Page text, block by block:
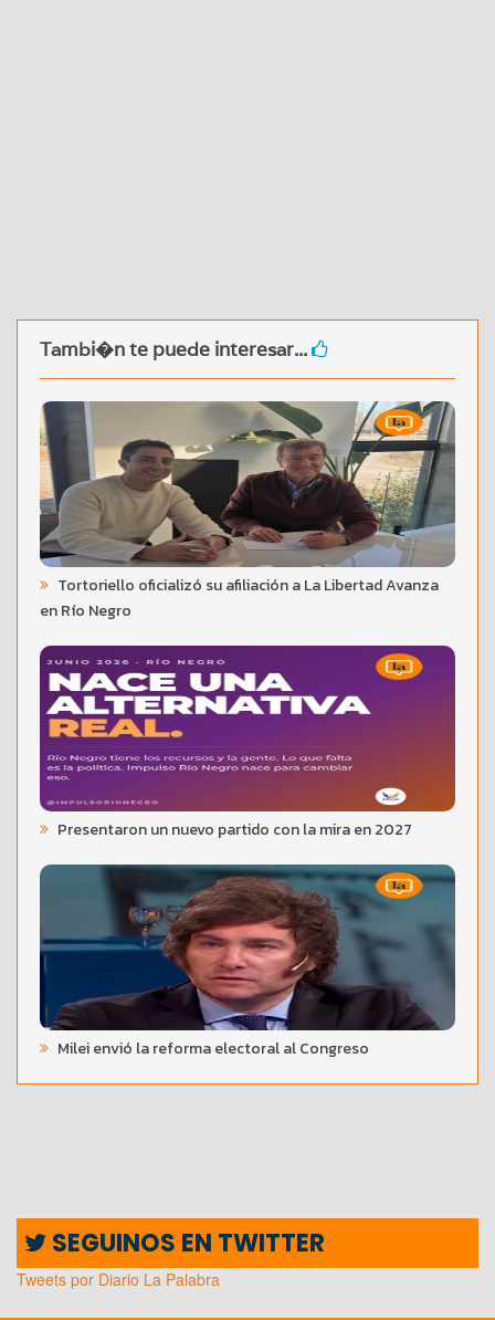
Tambi�n te puede interesar...
Tortoriello oficializó su afiliación a La Libertad Avanza
en Río Negro
Presentaron un nuevo partido con la mira en 2027
Milei envió la reforma electoral al Congreso
SEGUINOS EN TWITTER
Tweets por Diario La Palabra